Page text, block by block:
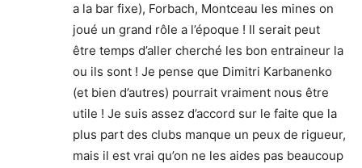
a la bar fixe), Forbach, Montceau les mines on
joué un grand rôle a l’époque ! Il serait peut
être temps d’aller cherché les bon entraineur la
ou ils sont ! Je pense que Dimitri Karbanenko
(et bien d’autres) pourrait vraiment nous être
utile ! Je suis assez d’accord sur le faite que la
plus part des clubs manque un peux de rigueur,
mais il est vrai qu’on ne les aides pas beaucoup